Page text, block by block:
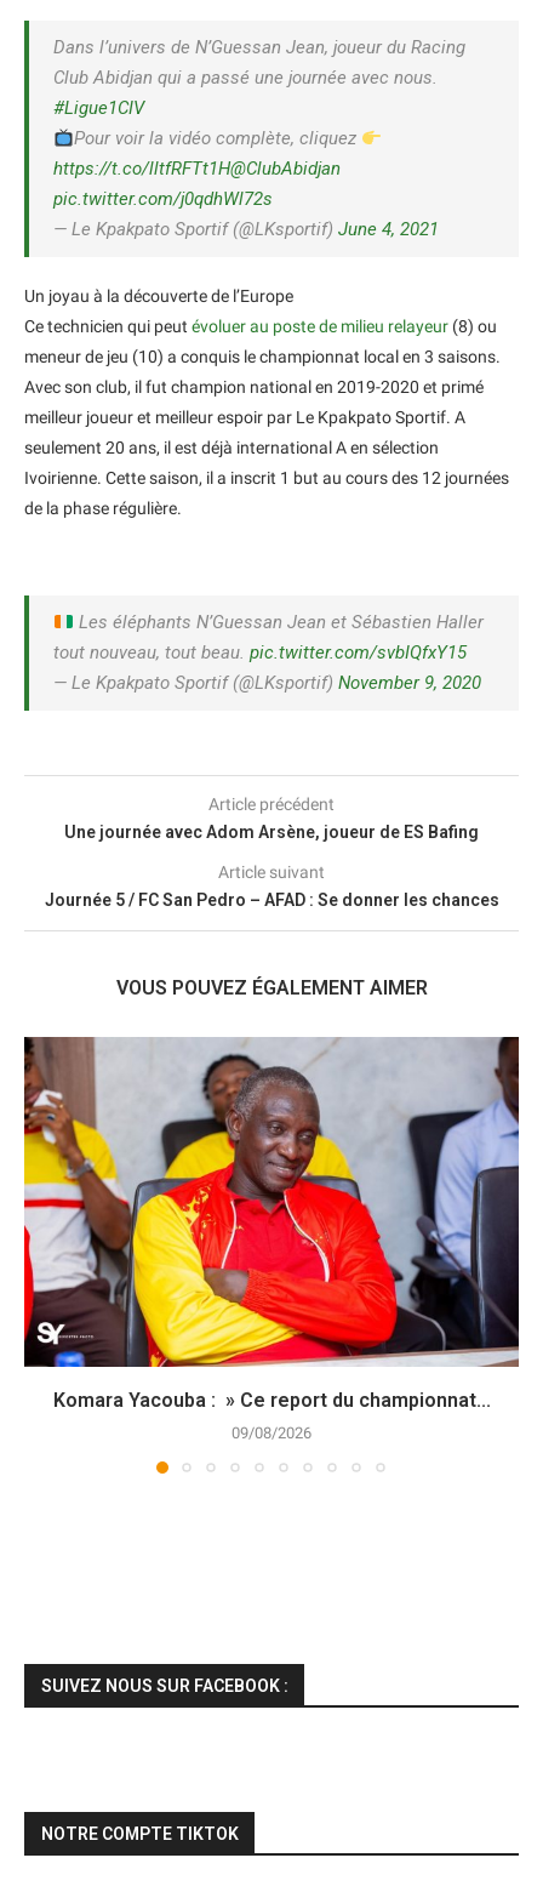
Dans l’univers de N’Guessan Jean, joueur du Racing
Club Abidjan qui a passé une journée avec nous.
#Ligue1CIV
Pour voir la vidéo complète, cliquez
https://t.co/lltfRFTt1H@ClubAbidjan
pic.twitter.com/j0qdhWl72s
— Le Kpakpato Sportif (@LKsportif) June 4, 2021
Un joyau à la découverte de l’Europe
Ce technicien qui peut évoluer au poste de milieu relayeur (8) ou
meneur de jeu (10) a conquis le championnat local en 3 saisons.
Avec son club, il fut champion national en 2019-2020 et primé
meilleur joueur et meilleur espoir par Le Kpakpato Sportif. A
seulement 20 ans, il est déjà international A en sélection
Ivoirienne. Cette saison, il a inscrit 1 but au cours des 12 journées
de la phase régulière.
Les éléphants N’Guessan Jean et Sébastien Haller
tout nouveau, tout beau. pic.twitter.com/svbIQfxY15
— Le Kpakpato Sportif (@LKsportif) November 9, 2020
Article précédent
Une journée avec Adom Arsène, joueur de ES Bafing
Article suivant
Journée 5 / FC San Pedro – AFAD : Se donner les chances
VOUS POUVEZ ÉGALEMENT AIMER
Komara Yacouba : » Ce report du championnat...
09/08/2026
SUIVEZ NOUS SUR FACEBOOK :
NOTRE COMPTE TIKTOK